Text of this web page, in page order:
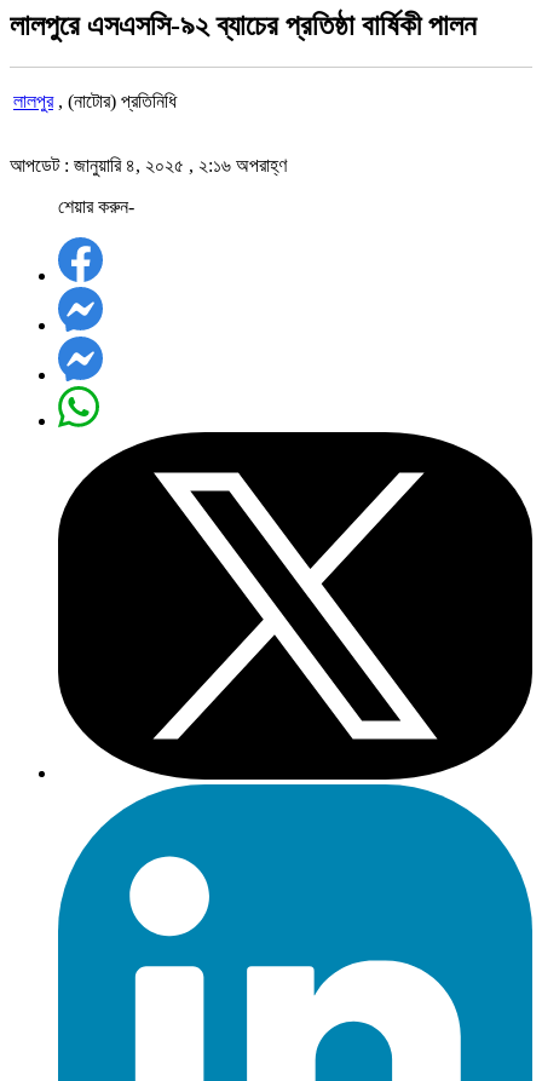
লালপুরে এসএসসি-৯২ ব্যাচের প্রতিষ্ঠা বার্ষিকী পালন
লালপুর , (নাটোর) প্রতিনিধি
আপডেট : জানুয়ারি ৪, ২০২৫ , ২:১৬ অপরাহ্ণ
শেয়ার করুন-